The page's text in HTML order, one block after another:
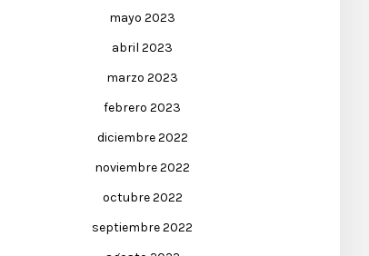
mayo 2023
abril 2023
marzo 2023
febrero 2023
diciembre 2022
noviembre 2022
octubre 2022
septiembre 2022